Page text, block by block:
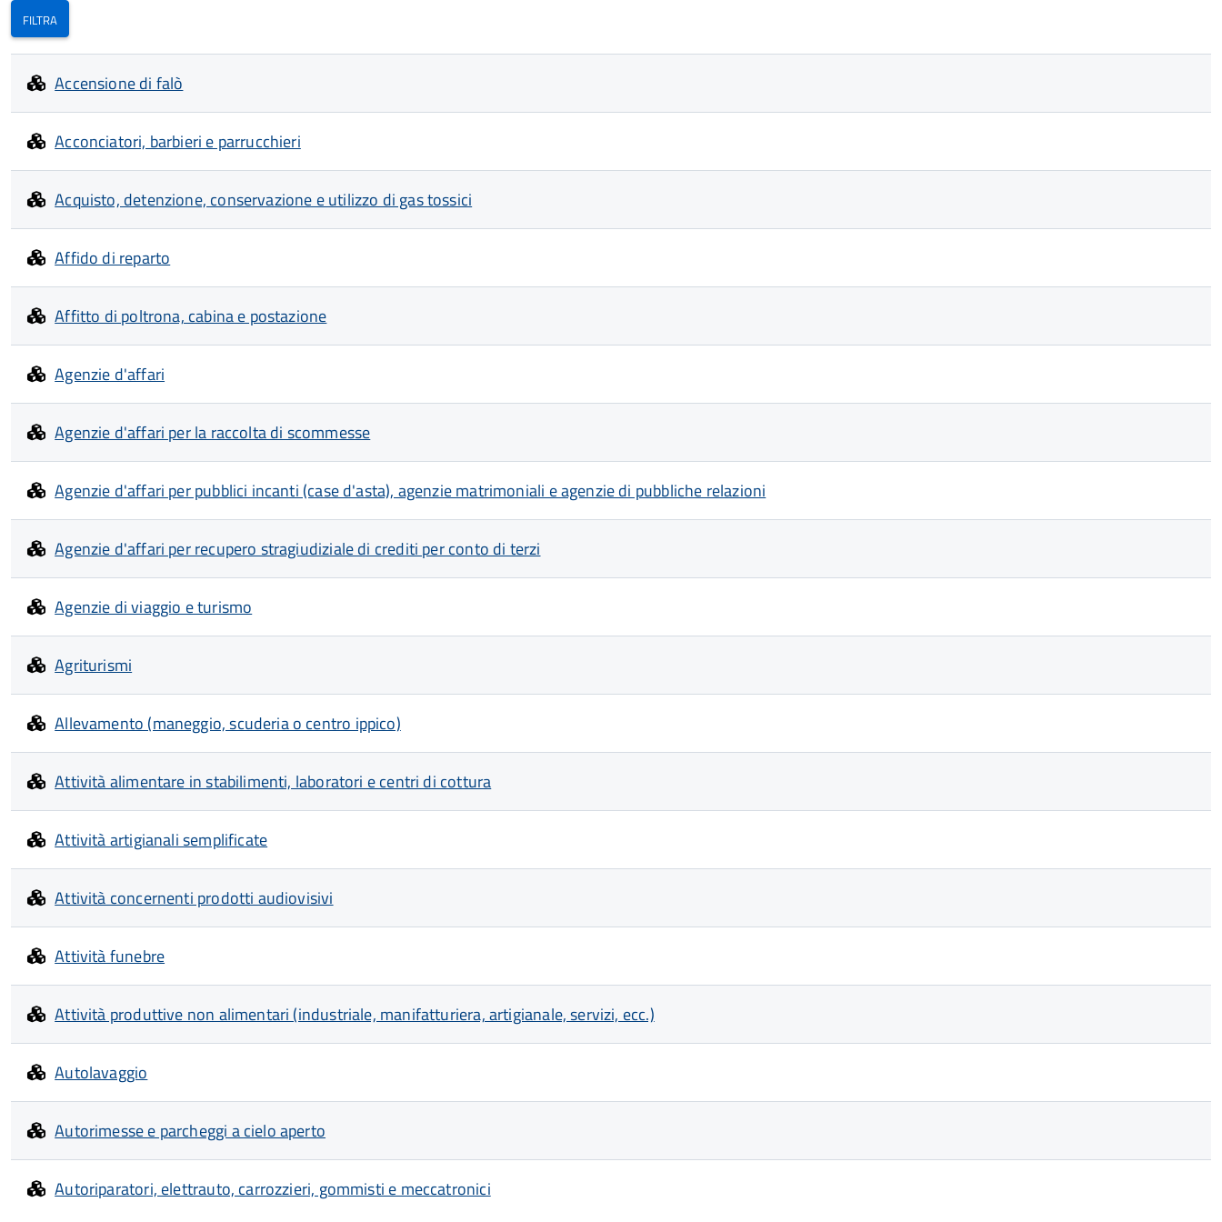
Accensione di falò
Acconciatori, barbieri e parrucchieri
Acquisto, detenzione, conservazione e utilizzo di gas tossici
Affido di reparto
Affitto di poltrona, cabina e postazione
Agenzie d'affari
Agenzie d'affari per la raccolta di scommesse
Agenzie d'affari per pubblici incanti (case d'asta), agenzie matrimoniali e agenzie di pubbliche relazioni
Agenzie d'affari per recupero stragiudiziale di crediti per conto di terzi
Agenzie di viaggio e turismo
Agriturismi
Allevamento (maneggio, scuderia o centro ippico)
Attività alimentare in stabilimenti, laboratori e centri di cottura
Attività artigianali semplificate
Attività concernenti prodotti audiovisivi
Attività funebre
Attività produttive non alimentari (industriale, manifatturiera, artigianale, servizi, ecc.)
Autolavaggio
Autorimesse e parcheggi a cielo aperto
Autoriparatori, elettrauto, carrozzieri, gommisti e meccatronici